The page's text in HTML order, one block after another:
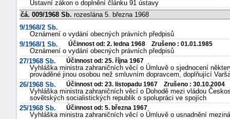
Ústavní zákon o doplnění článku 91 ústavy
čá. 009/1968 Sb. rozeslána 5. března 1968
9/1968/2 Sb.
Oznámení o vydání obecných právních předpisů
9/1968/1 Sb.
Účinnost od: 2. ledna 1968 Zrušeno : 01.01.1985
Oznámení o vydání obecných právních předpisů
27/1968 Sb.
Účinnost od: 25. října 1967
Vyhláška ministra zahraničních věcí o Úmluvě o sjednocení
prováděné jinou osobou než smluvním dopravcem, doplňující
26/1968 Sb.
Účinnost od: 23. listopadu 1967 Zrušeno : 30.10.2004
Vyhláška ministra zahraničních věcí o Dohodě mezi vládou
sovětských socialistických republik o spolupráci ve spojích
25/1968 Sb.
Účinnost od: 5. března 1967
Vyhláška ministra zahraničních věcí o Úmluvě o usnadnění